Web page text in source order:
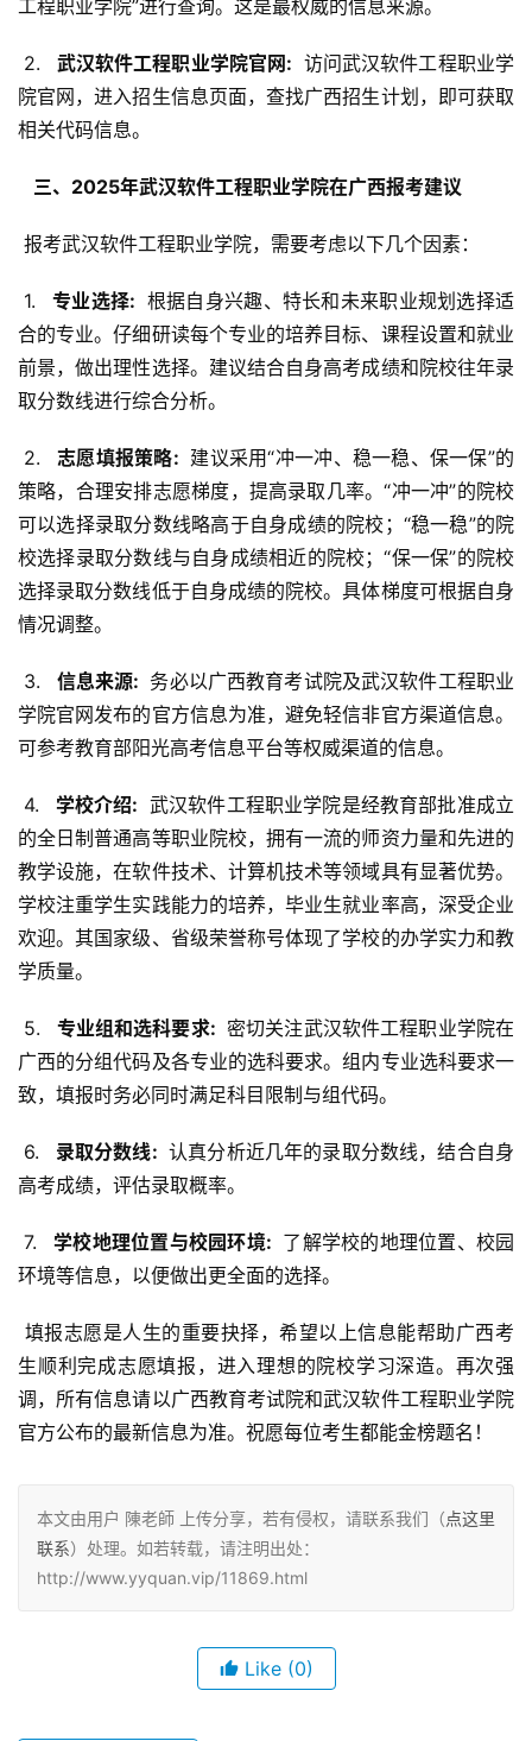
工程职业学院”进行查询。这是最权威的信息来源。
2.
  武汉软件工程职业学院官网:
访问武汉软件工程职业学
院官网，进入招生信息页面，查找广西招生计划，即可获取
相关代码信息。
  三、2025年武汉软件工程职业学院在广西报考建议
报考武汉软件工程职业学院，需要考虑以下几个因素：
1.
  专业选择:
根据自身兴趣、特长和未来职业规划选择适
合的专业。仔细研读每个专业的培养目标、课程设置和就业
前景，做出理性选择。建议结合自身高考成绩和院校往年录
取分数线进行综合分析。
2.
  志愿填报策略:
建议采用“冲一冲、稳一稳、保一保”的
策略，合理安排志愿梯度，提高录取几率。“冲一冲”的院校
可以选择录取分数线略高于自身成绩的院校；“稳一稳”的院
校选择录取分数线与自身成绩相近的院校；“保一保”的院校
选择录取分数线低于自身成绩的院校。具体梯度可根据自身
情况调整。
3.
  信息来源:
务必以广西教育考试院及武汉软件工程职业
学院官网发布的官方信息为准，避免轻信非官方渠道信息。
可参考教育部阳光高考信息平台等权威渠道的信息。
4.
  学校介绍:
武汉软件工程职业学院是经教育部批准成立
的全日制普通高等职业院校，拥有一流的师资力量和先进的
教学设施，在软件技术、计算机技术等领域具有显著优势。
学校注重学生实践能力的培养，毕业生就业率高，深受企业
欢迎。其国家级、省级荣誉称号体现了学校的办学实力和教
学质量。
5.
  专业组和选科要求:
密切关注武汉软件工程职业学院在
广西的分组代码及各专业的选科要求。组内专业选科要求一
致，填报时务必同时满足科目限制与组代码。
6.
  录取分数线:
认真分析近几年的录取分数线，结合自身
高考成绩，评估录取概率。
7.
  学校地理位置与校园环境:
了解学校的地理位置、校园
环境等信息，以便做出更全面的选择。
生顺利完成志愿填报，进入理想的院校学习深造。再次强
调，所有信息请以广西教育考试院和武汉软件工程职业学院
官方公布的最新信息为准。祝愿每位考生都能金榜题名！
本文由用户 陳老師 上传分享，若有侵权，请联系我们（点这里
联系）处理。如若转载，请注明出处：
http://www.yyquan.vip/11869.html
Like (0)